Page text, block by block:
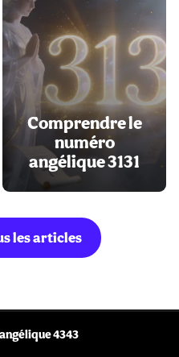
Comprendre le
numéro
angélique 3131
les articles
4343